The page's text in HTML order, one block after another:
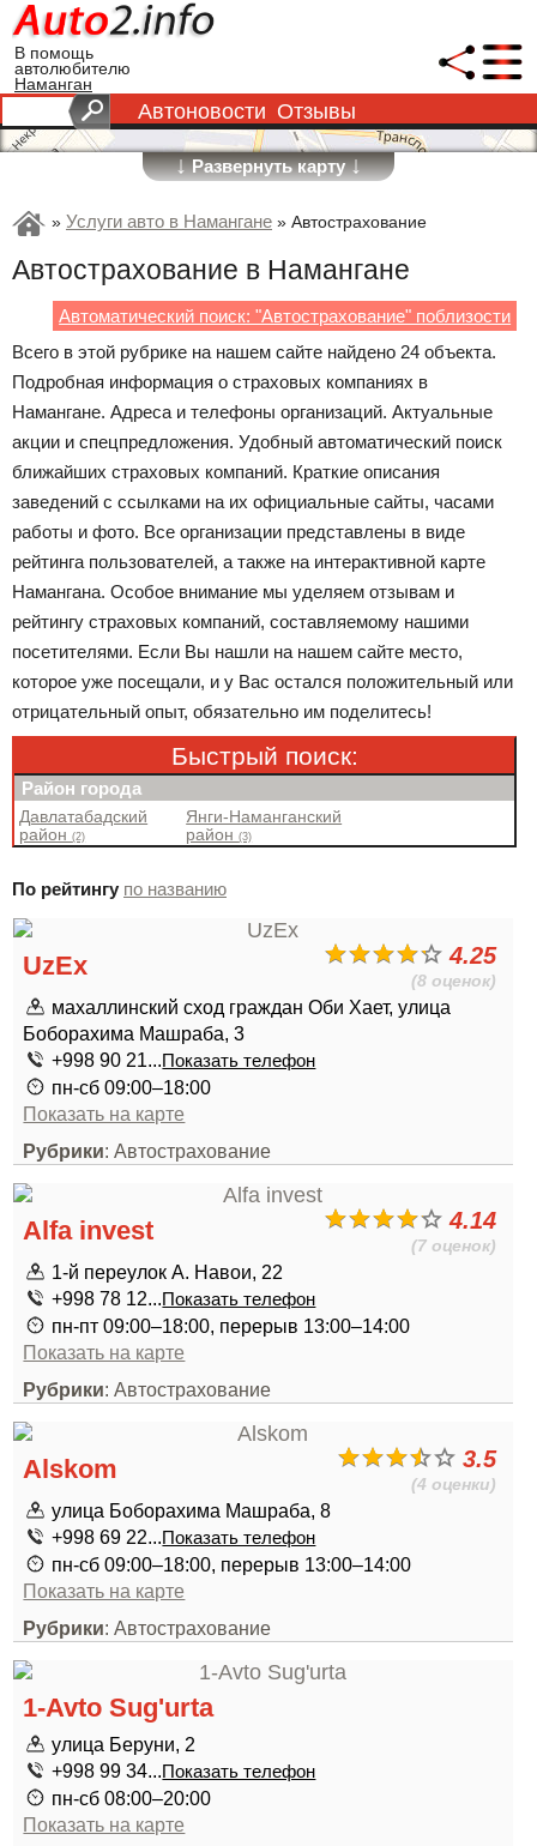
В помощь
автолюбителю
Наманган
Автоновости Отзывы
↓Развернуть карту↓
» Услуги авто в Намангане » Автострахование
Автострахование в Намангане
Автоматический поиск: "Автострахование" поблизости
Всего в этой рубрике на нашем сайте найдено 24 объекта.
Подробная информация о страховых компаниях в
Намангане. Адреса и телефоны организаций. Актуальные
акции и спецпредложения. Удобный автоматический поиск
ближайших страховых компаний. Краткие описания
заведений с ссылками на их официальные сайты, часами
работы и фото. Все организации представлены в виде
рейтинга пользователей, а также на интерактивной карте
Намангана. Особое внимание мы уделяем отзывам и
рейтингу страховых компаний, составляемому нашими
посетителями. Если Вы нашли на нашем сайте место,
которое уже посещали, и у Вас остался положительный или
отрицательный опыт, обязательно им поделитесь!
Быстрый поиск:
Район города
Давлатабадский
район(2)
Янги-Наманганский
район(3)
По рейтингу по названию
4.25
(8 оценок)
UzEx
махаллинский сход граждан Оби Хает, улица
Боборахима Машраба, 3
+998 90 21...Показать телефон
пн-сб 09:00–18:00
Показать на карте
Рубрики: Автострахование
4.14
(7 оценок)
Alfa invest
1-й переулок А. Навои, 22
+998 78 12...Показать телефон
пн-пт 09:00–18:00, перерыв 13:00–14:00
Показать на карте
Рубрики: Автострахование
3.5
(4 оценки)
Alskom
улица Боборахима Машраба, 8
+998 69 22...Показать телефон
пн-сб 09:00–18:00, перерыв 13:00–14:00
Показать на карте
Рубрики: Автострахование
1-Avto Sug'urta
улица Беруни, 2
+998 99 34...Показать телефон
пн-сб 08:00–20:00
Показать на карте